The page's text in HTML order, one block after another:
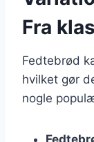
Fra
Fedtebrød
hvilket gør
nogle